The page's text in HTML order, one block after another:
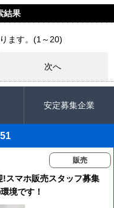
結果
ます。(1～20)
次へ
安定募集企業
販売
スマホ販売スタッフ募集
境です！